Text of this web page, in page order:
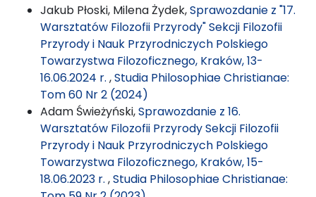
Jakub Płoski, Milena Żydek,Sprawozdanie z "17.
Warsztatów Filozofii Przyrody" Sekcji Filozofii
Przyrody i Nauk Przyrodniczych Polskiego
Towarzystwa Filozoficznego, Kraków, 13-
16.06.2024 r. ,Studia Philosophiae Christianae:
Tom 60 Nr 2 (2024)
Adam Świeżyński,Sprawozdanie z 16.
Warsztatów Filozofii Przyrody Sekcji Filozofii
Przyrody i Nauk Przyrodniczych Polskiego
Towarzystwa Filozoficznego, Kraków, 15-
18.06.2023 r. ,Studia Philosophiae Christianae: